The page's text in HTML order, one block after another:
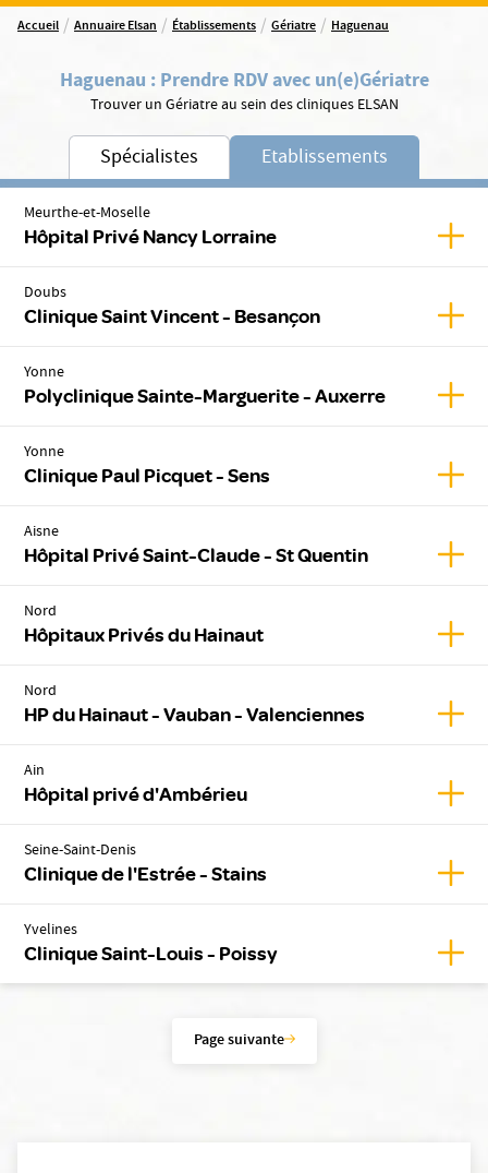
Accueil / Annuaire Elsan / Établissements / Gériatre / Haguenau
Haguenau : Prendre RDV avec un(e)Gériatre
Trouver un Gériatre au sein des cliniques ELSAN
Spécialistes Etablissements
Meurthe-et-Moselle
Hôpital Privé Nancy Lorraine
Doubs
Clinique Saint Vincent - Besançon
Yonne
Polyclinique Sainte-Marguerite - Auxerre
Yonne
Clinique Paul Picquet - Sens
Aisne
Hôpital Privé Saint-Claude - St Quentin
Nord
Hôpitaux Privés du Hainaut
Nord
HP du Hainaut - Vauban - Valenciennes
Ain
Hôpital privé d'Ambérieu
Seine-Saint-Denis
Clinique de l'Estrée - Stains
Yvelines
Clinique Saint-Louis - Poissy
Page suivante